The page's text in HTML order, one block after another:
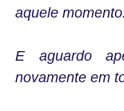
aquele
E aguardo
novamente em